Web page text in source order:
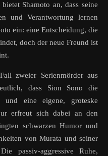
Shamoto an, dass seine
und Verantwortung lernen
ein: eine Entscheidung, die
doch der neue Freund ist
zweier Serienmörder aus
dass Sion Sono die
und eine eigene, groteske
erfreut sich dabei an den
schwarzen Humor und
von Murata und seiner
passiv-aggressive Ruhe,